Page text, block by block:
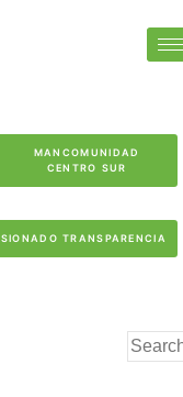
MANCOMUNIDAD
CENTRO SUR
TRANSPARENCIA